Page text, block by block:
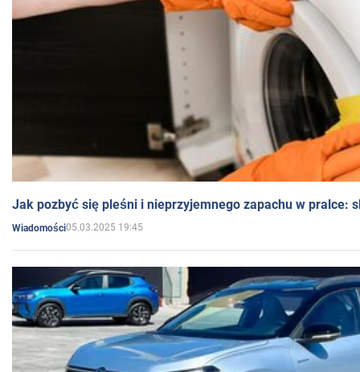
Jak pozbyć się pleśni i nieprzyjemnego zapachu w pralce:
Wiadomości05.03.2025 19:45